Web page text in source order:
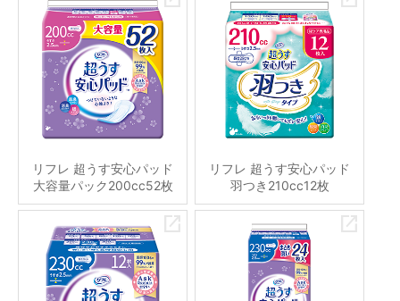
リフレ 超うす安心パッド
大容量パック200cc52枚
リフレ 超うす安心パッド
羽つき210cc12枚